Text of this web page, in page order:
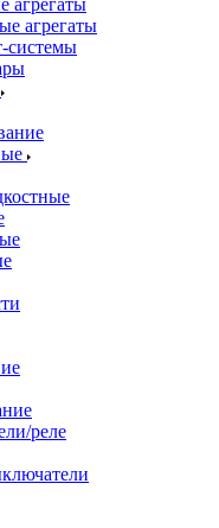
агрегаты
агрегаты
системы
реле